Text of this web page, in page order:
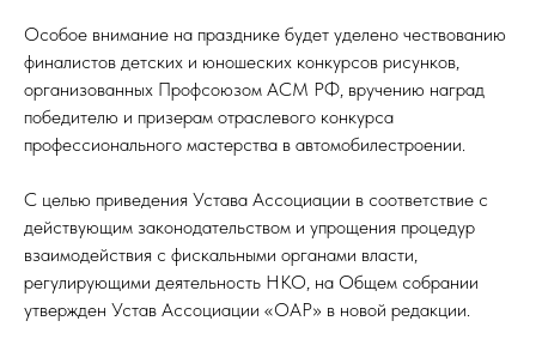
Особое внимание на празднике будет уделено чествованию
финалистов детских и юношеских конкурсов рисунков,
организованных Профсоюзом АСМ РФ, вручению наград
победителю и призерам отраслевого конкурса
профессионального мастерства в автомобилестроении.
С целью приведения Устава Ассоциации в соответствие с
действующим законодательством и упрощения процедур
взаимодействия с фискальными органами власти,
регулирующими деятельность НКО, на Общем собрании
утвержден Устав Ассоциации «ОАР» в новой редакции.